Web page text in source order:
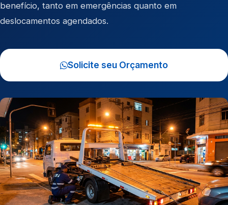
benefício, tanto em emergências quanto em
deslocamentos agendados.
Solicite seu Orçamento